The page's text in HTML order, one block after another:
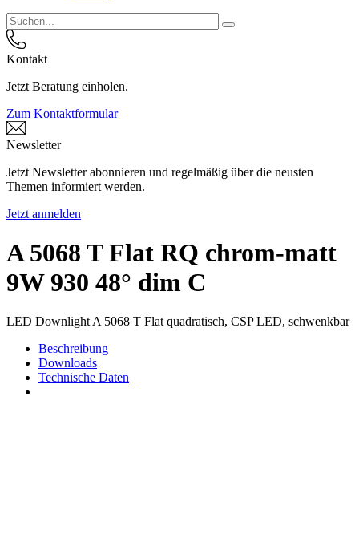
Kontakt
Jetzt Beratung einholen.
Zum Kontaktformular
Newsletter
Jetzt Newsletter abonnieren und regelmäßig über die neusten
Themen informiert werden.
Jetzt anmelden
A 5068 T Flat RQ chrom-matt
9W 930 48° dim C
LED Downlight A 5068 T Flat quadratisch, CSP LED, schwenkbar
Beschreibung
Downloads
Technische Daten